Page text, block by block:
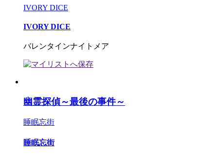
IVORY DICE
IVORY DICE
バレンタインナイトメア
幽霊探偵～最後の事件～
睡眠忘街
睡眠忘街